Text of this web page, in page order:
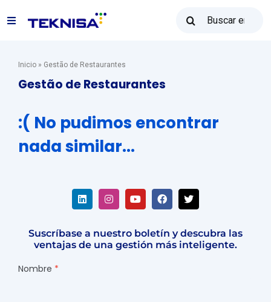
Alternar
Soluciones
Recursos
Ventas: (31) 2122-2300
Póngase en contacto con
Inicio» Gestão de Restaurantes
Gestão de Restaurantes
:( No pudimos encontrar
nada similar...
Suscríbase a nuestro boletín y descubra las
ventajas de una gestión más inteligente.
Nombre